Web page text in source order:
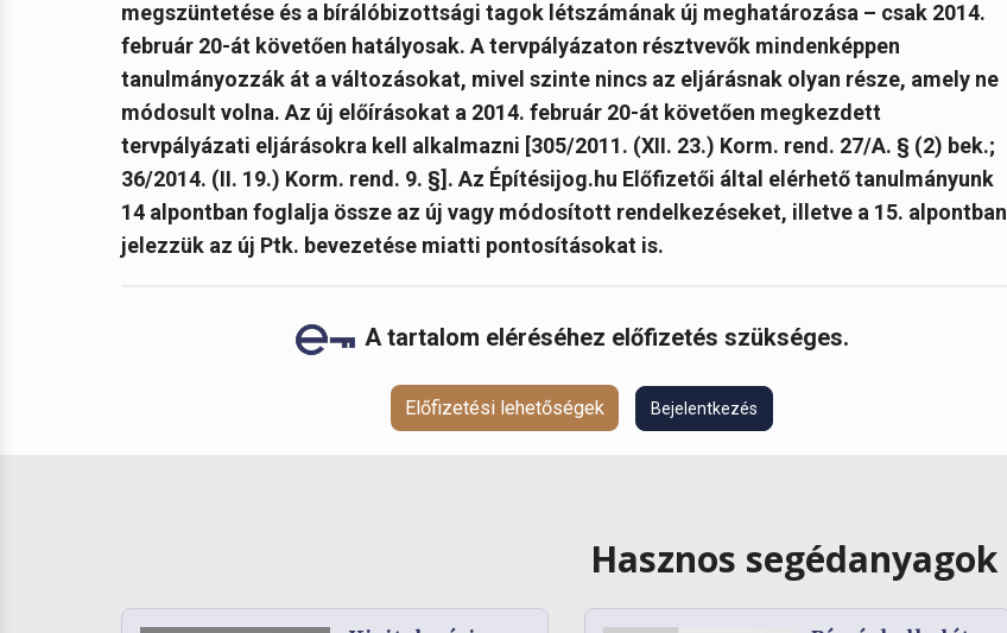
megszüntetése és a bírálóbizottsági tagok létszámának új meghatározása – csak 2014.
február 20-át követően hatályosak. A tervpályázaton résztvevők mindenképpen
tanulmányozzák át a változásokat, mivel szinte nincs az eljárásnak olyan része, amely ne
módosult volna. Az új előírásokat a 2014. február 20-át követően megkezdett
tervpályázati eljárásokra kell alkalmazni [305/2011. (XII. 23.) Korm. rend. 27/A. § (2) bek.;
36/2014. (II. 19.) Korm. rend. 9. §]. Az Építésijog.hu Előfizetői által elérhető tanulmányunk
14 alpontban foglalja össze az új vagy módosított rendelkezéseket, illetve a 15. alpontban
jelezzük az új Ptk. bevezetése miatti pontosításokat is.
A tartalom eléréséhez előfizetés szükséges.
Előfizetési lehetőségek Bejelentkezés
Hasznos segédanyagok